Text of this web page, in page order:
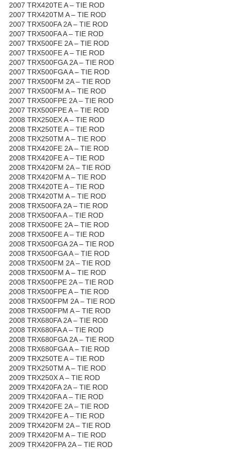
2007 TRX420TE A – TIE ROD
2007 TRX420TM A – TIE ROD
2007 TRX500FA 2A – TIE ROD
2007 TRX500FA A – TIE ROD
2007 TRX500FE 2A – TIE ROD
2007 TRX500FE A – TIE ROD
2007 TRX500FGA 2A – TIE ROD
2007 TRX500FGA A – TIE ROD
2007 TRX500FM 2A – TIE ROD
2007 TRX500FM A – TIE ROD
2007 TRX500FPE 2A – TIE ROD
2007 TRX500FPE A – TIE ROD
2008 TRX250EX A – TIE ROD
2008 TRX250TE A – TIE ROD
2008 TRX250TM A – TIE ROD
2008 TRX420FE 2A – TIE ROD
2008 TRX420FE A – TIE ROD
2008 TRX420FM 2A – TIE ROD
2008 TRX420FM A – TIE ROD
2008 TRX420TE A – TIE ROD
2008 TRX420TM A – TIE ROD
2008 TRX500FA 2A – TIE ROD
2008 TRX500FA A – TIE ROD
2008 TRX500FE 2A – TIE ROD
2008 TRX500FE A – TIE ROD
2008 TRX500FGA 2A – TIE ROD
2008 TRX500FGA A – TIE ROD
2008 TRX500FM 2A – TIE ROD
2008 TRX500FM A – TIE ROD
2008 TRX500FPE 2A – TIE ROD
2008 TRX500FPE A – TIE ROD
2008 TRX500FPM 2A – TIE ROD
2008 TRX500FPM A – TIE ROD
2008 TRX680FA 2A – TIE ROD
2008 TRX680FA A – TIE ROD
2008 TRX680FGA 2A – TIE ROD
2008 TRX680FGA A – TIE ROD
2009 TRX250TE A – TIE ROD
2009 TRX250TM A – TIE ROD
2009 TRX250X A – TIE ROD
2009 TRX420FA 2A – TIE ROD
2009 TRX420FA A – TIE ROD
2009 TRX420FE 2A – TIE ROD
2009 TRX420FE A – TIE ROD
2009 TRX420FM 2A – TIE ROD
2009 TRX420FM A – TIE ROD
2009 TRX420FPA 2A – TIE ROD